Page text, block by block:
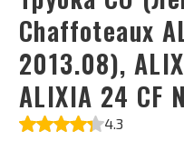
Chaffoteaux
2013.08),
ALIXIA 24 CF
4.3